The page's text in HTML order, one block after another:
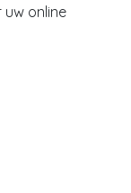
online